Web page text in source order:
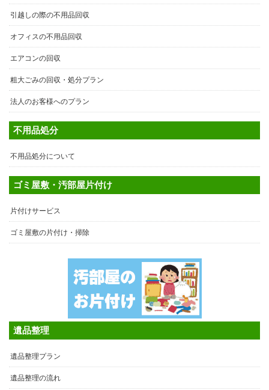
引越しの際の不用品回収
オフィスの不用品回収
エアコンの回収
粗大ごみの回収・処分プラン
法人のお客様へのプラン
不用品処分
不用品処分について
ゴミ屋敷・汚部屋片付け
片付けサービス
ゴミ屋敷の片付け・掃除
遺品整理
遺品整理プラン
遺品整理の流れ